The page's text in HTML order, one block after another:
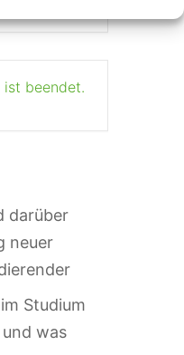
ist beendet.
darüber
neuer
Studium
was